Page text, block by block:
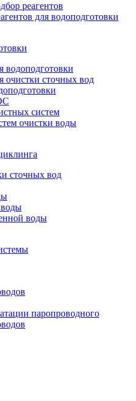
реагентов
для водоподготовки
водоподготовки
очистки сточных вод
систем
очистки воды
сточных вод
воды
воды
паропроводного